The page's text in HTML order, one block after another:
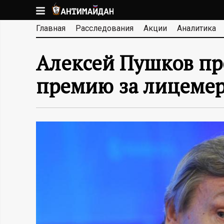
к
основномуА
Н
Т
И
М
Главная Расследования Акции Аналитика
Алексей Пушков
премию за